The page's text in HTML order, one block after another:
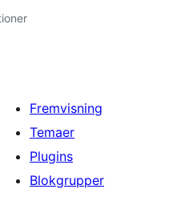
Fremvisning
Temaer
Plugins
Blokgrupper